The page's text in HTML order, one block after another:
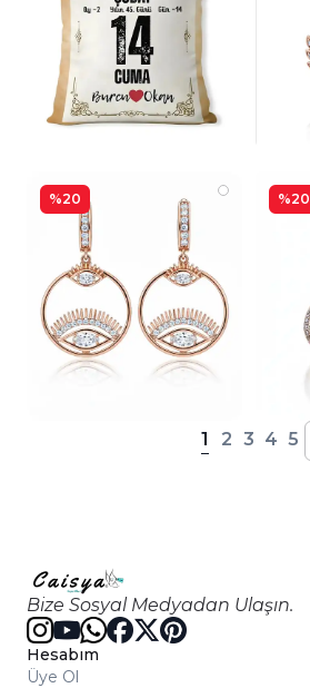
%20 %20
1 2 3 4 5
Bize Sosyal Medyadan Ulaşın.
Hesabım
Üye Ol